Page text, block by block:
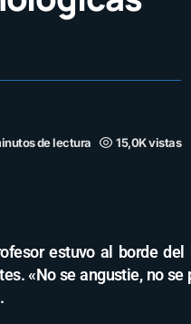
de lectura
15,0K vistas
estuvo al borde
«No se angustie, no se